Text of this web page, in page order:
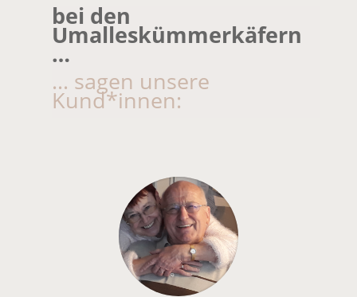
bei den
Umalleskümmerkäfern
…
… sagen unsere
Kund*innen: